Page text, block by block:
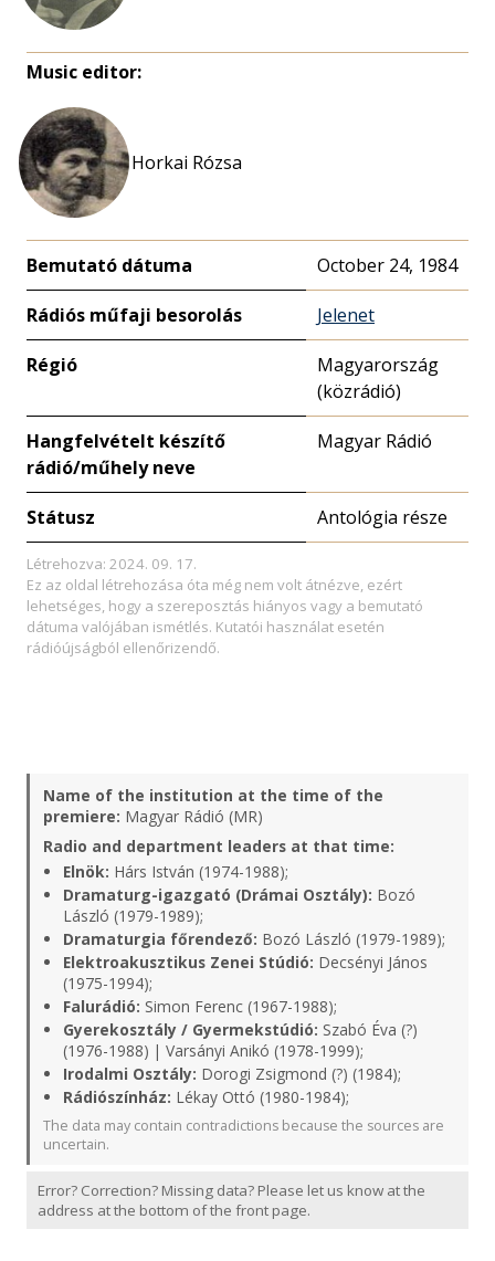
Music editor:
Horkai Rózsa
Bemutató dátuma October 24, 1984
Rádiós műfaji besorolás Jelenet
Régió
Magyarország
(közrádió)
Hangfelvételt készítő
rádió/műhely neve
Magyar Rádió
Státusz Antológia része
Létrehozva: 2024. 09. 17.
Ez az oldal létrehozása óta még nem volt átnézve, ezért
lehetséges, hogy a szereposztás hiányos vagy a bemutató
dátuma valójában ismétlés. Kutatói használat esetén
rádióújságból ellenőrizendő.
Name of the institution at the time of the
premiere: Magyar Rádió (MR)
Radio and department leaders at that time:
Elnök: Hárs István (1974-1988);
Dramaturg-igazgató (Drámai Osztály): Bozó
László (1979-1989);
Dramaturgia főrendező: Bozó László (1979-1989);
Elektroakusztikus Zenei Stúdió: Decsényi János
(1975-1994);
Falurádió: Simon Ferenc (1967-1988);
Gyerekosztály / Gyermekstúdió: Szabó Éva (?)
(1976-1988) | Varsányi Anikó (1978-1999);
Irodalmi Osztály: Dorogi Zsigmond (?) (1984);
Rádiószínház: Lékay Ottó (1980-1984);
The data may contain contradictions because the sources are
uncertain.
Error? Correction? Missing data? Please let us know at the
address at the bottom of the front page.